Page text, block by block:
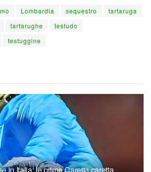
Lombardia sequestro
tartaruga
tartarughe
testudo
testuggine
in Italia: le prime Caretta caretta